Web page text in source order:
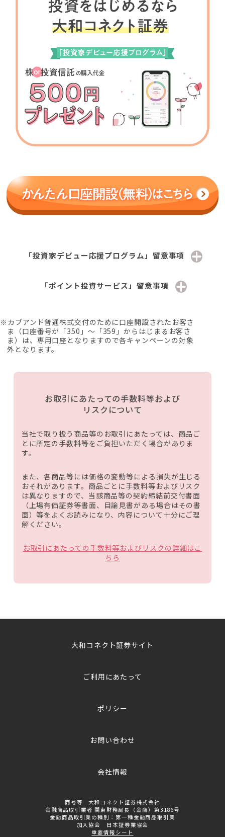
「投資家デビュー応援プログラム」留意事項
「ポイント投資サービス」留意事項
※カブアンド普通株式交付のために口座開設されたお客さ
ま（口座番号が「350」～「359」からはじまるお客さ
ま）は、専用口座となりますので各キャンペーンの対象
外となります。
お取引にあたっての手数料等および
リスクについて
当社で取り扱う商品等のお取引にあたっては、商品ご
とに所定の手数料等をご負担いただく場合がありま
す。
また、各商品等には価格の変動等による損失が生じる
おそれがあります。商品ごとに手数料等およびリスク
は異なりますので、当該商品等の契約締結前交付書面
（上場有価証券等書面、目論見書がある場合はその書
面）等をよくお読みになり、内容について十分にご理
解ください。
お取引にあたっての手数料等およびリスクの詳細はこ
ちら
大和コネクト証券サイト
ご利用にあたって
ポリシー
お問い合わせ
会社情報
商号等 大和コネクト証券株式会社
金融商品取引業者 関東財務局長（金商）第3186号
金融商品取引業の種別：第一種金融商品取引業
加入協会 日本証券業協会
重要情報シート